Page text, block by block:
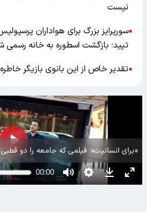
نیست
●سورپرایز بزرگ برای هواداران
تپید؛ بازگشت اسطوره به خانه رسمی
●تقدیر خاص از این بانوی بازیگر
«برای انسانیت»؛ فیلمی که جامعه را دو